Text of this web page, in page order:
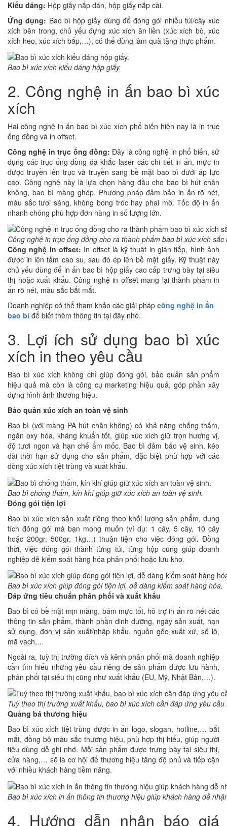
Kiểu dáng: Hộp giấy nắp dán, hộp giấy nắp cài.
Ứng dụng: Bao bì hộp giấy dùng để đóng gói nhiều túi/cây xúc
xích bên trong, chủ yếu đựng xúc xích ăn liền (xúc xích bò, xúc
xích heo, xúc xích bắp,…), có thể dùng làm quà tặng thực phẩm.
Bao bì xúc xích kiểu dáng hộp giấy.
2. Công nghệ in ấn bao bì xúc
xích
Hai công nghệ in ấn bao bì xúc xích phổ biến hiện nay là in trục
ống đồng và in offset.
Công nghệ in trục ống đồng: Đây là công nghệ in phổ biến, sử
dụng các trục ống đồng đã khắc laser các chi tiết in ấn, mực in
được truyền lên trục và truyền sang bề mặt bao bì dưới áp lực
cao. Công nghệ này là lựa chọn hàng đầu cho bao bì hút chân
không, bao bì màng ghép. Phương pháp đảm bảo in ấn rõ nét,
màu sắc tươi sáng, không bong tróc hay phai mờ. Tốc độ in ấn
nhanh chóng phù hợp đơn hàng in số lượng lớn.
Công nghệ in trục ống đồng cho ra thành phẩm bao bì xúc xích sắc
Công nghệ in offset: In offset là kỹ thuật in gián tiếp, hình ảnh
được in lên tấm cao su, sau đó ép lên bề mặt giấy. Kỹ thuật này
chủ yếu dùng để in ấn bao bì hộp giấy cao cấp trưng bày tại siêu
thị hoặc xuất khẩu. Công nghệ in offset mang lại thành phẩm in
ấn rõ nét, màu sắc bắt mắt.
Doanh nghiệp có thể tham khảo các giải pháp công nghệ in ấn
bao bì để biết thêm thông tin tại đây nhé.
3. Lợi ích sử dụng bao bì xúc
xích in theo yêu cầu
Bao bì xúc xích không chỉ giúp đóng gói, bảo quản sản phẩm
hiệu quả mà còn là công cụ marketing hiệu quả, góp phần xây
dựng hình ảnh thương hiệu.
Bảo quản xúc xích an toàn vệ sinh
Bao bì (với màng PA hút chân không) có khả năng chống thấm,
ngăn oxy hóa, kháng khuẩn tốt, giúp xúc xích giữ trọn hương vị,
độ tươi ngon và hạn chế ẩm mốc. Bao bì đảm bảo vệ sinh, kéo
dài thời hạn sử dụng cho sản phẩm, đặc biệt phù hợp với các
dòng xúc xích tiệt trùng và xuất khẩu.
Bao bì chống thấm, kín khí giúp giữ xúc xích an toàn vệ sinh.
Đóng gói tiện lợi
Bao bì xúc xích sản xuất riêng theo khối lượng sản phẩm, dung
tích đóng gói mà bạn mong muốn (ví dụ: 1 cây, 5 cây, 10 cây
hoặc 200gr, 500gr, 1kg…) thuận tiện cho việc đóng gói. Đồng
thời, việc đóng gói thành từng túi, từng hộp cũng giúp doanh
nghiệp dễ kiểm soát hàng hóa phân phối hoặc lưu kho.
Bao bì xúc xích giúp đóng gói tiện lợi, dễ dàng kiểm soát hàng hóa.
Đáp ứng tiêu chuẩn phân phối và xuất khẩu
Bao bì có bề mặt mịn màng, bám mực tốt, hỗ trợ in ấn rõ nét các
thông tin sản phẩm, thành phần dinh dưỡng, ngày sản xuất, hạn
sử dụng, đơn vị sản xuất/nhập khẩu, nguồn gốc xuất xứ, số lô,
mã vạch,…
Ngoài ra, tuỳ thị trường đích và kênh phân phối mà doanh nghiệp
cần tìm hiểu những yêu cầu riêng để sản phẩm được lưu hành,
phân phối tại siêu thị cũng như xuất khẩu (EU, Mỹ, Nhật Bản,…).
Tuỳ theo thị trường xuất khẩu, bao bì xúc xích cần đáp ứng yêu cầu
Quảng bá thương hiệu
Bao bì xúc xích tiệt trùng được in ấn logo, slogan, hotline,… bắt
mắt, đồng bộ màu sắc thương hiệu, phù hợp thị hiếu, giúp người
tiêu dùng dễ ghi nhớ. Mỗi sản phẩm được trưng bày tại siêu thị,
cửa hàng,… sẽ là cơ hội để thương hiệu tăng độ phủ và tiếp cận
với nhiều khách hàng tiềm năng.
Bao bì xúc xích in ấn thông tin thương hiệu giúp khách hàng dễ
4. Hướng dẫn nhận báo giá